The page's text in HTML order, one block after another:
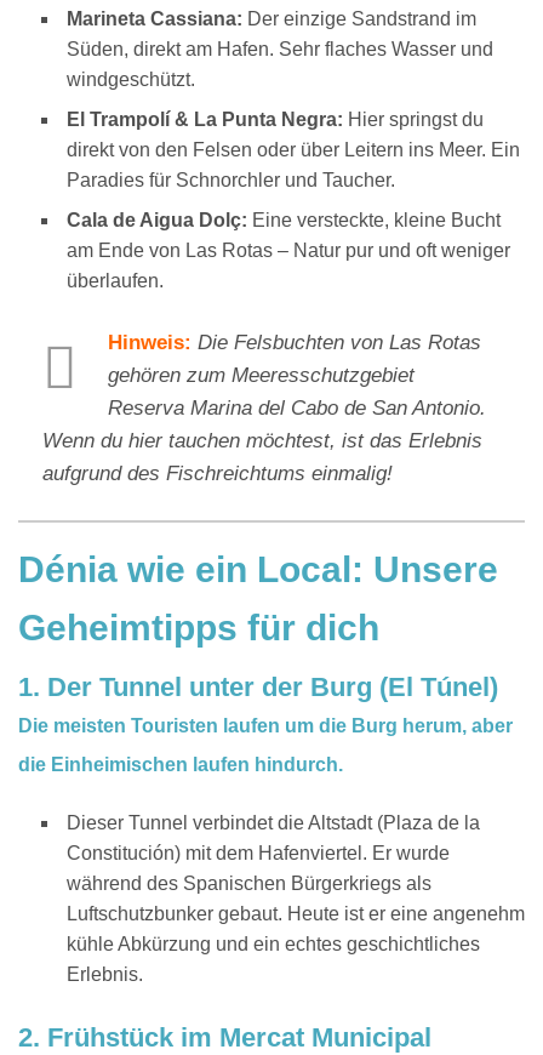
Marineta Cassiana: Der einzige Sandstrand im
Süden, direkt am Hafen. Sehr flaches Wasser und
windgeschützt.
El Trampolí & La Punta Negra: Hier springst du
direkt von den Felsen oder über Leitern ins Meer. Ein
Paradies für Schnorchler und Taucher.
Cala de Aigua Dolç: Eine versteckte, kleine Bucht
am Ende von Las Rotas – Natur pur und oft weniger
überlaufen.
Hinweis: Die Felsbuchten von Las Rotas
gehören zum Meeresschutzgebiet
Reserva Marina del Cabo de San Antonio.
Wenn du hier tauchen möchtest, ist das Erlebnis
aufgrund des Fischreichtums einmalig!
Dénia wie ein Local: Unsere
Geheimtipps für dich
1. Der Tunnel unter der Burg (El Túnel)
Die meisten Touristen laufen um die Burg herum, aber
die Einheimischen laufen hindurch.
Dieser Tunnel verbindet die Altstadt (Plaza de la
Constitución) mit dem Hafenviertel. Er wurde
während des Spanischen Bürgerkriegs als
Luftschutzbunker gebaut. Heute ist er eine angenehm
kühle Abkürzung und ein echtes geschichtliches
Erlebnis.
2. Frühstück im Mercat Municipal